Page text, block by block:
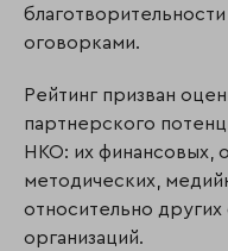
оговорками.
Рейтинг призван
партнерского
НКО: их финансовых,
методических,
относительно
организаций.